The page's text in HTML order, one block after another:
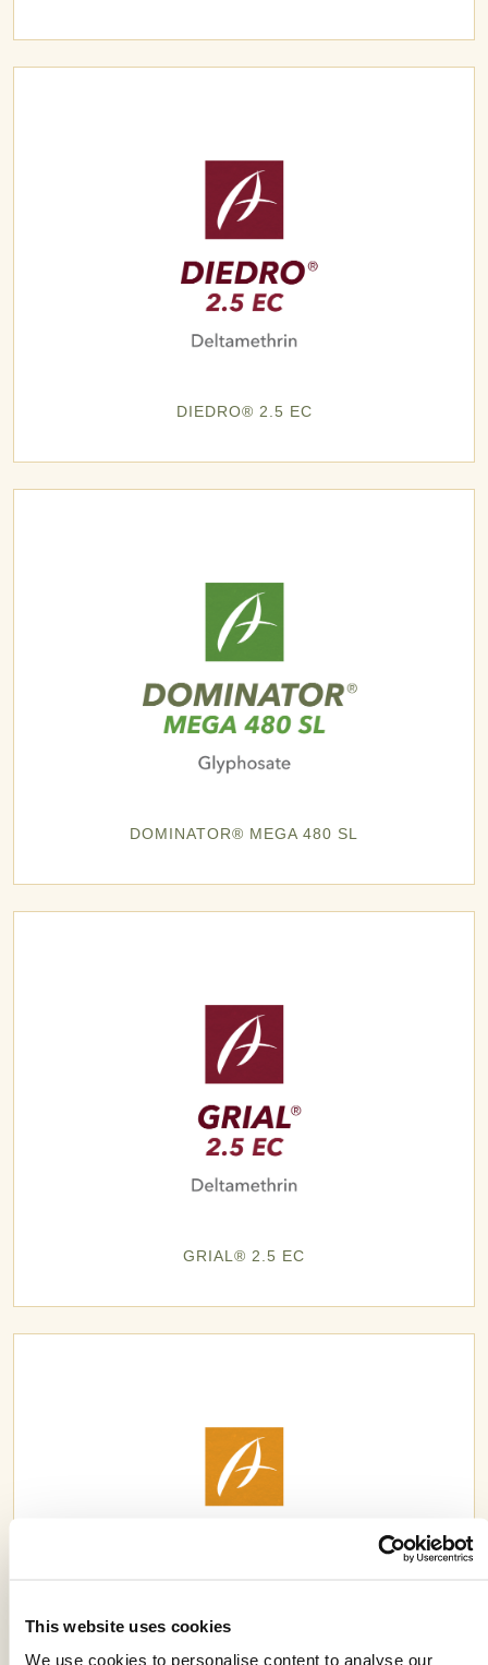
This website uses cookies
We use cookies to personalise content to analyse our
DIEDRO® 2.5 EC
DOMINATOR® MEGA 480 SL
GRIAL® 2.5 EC